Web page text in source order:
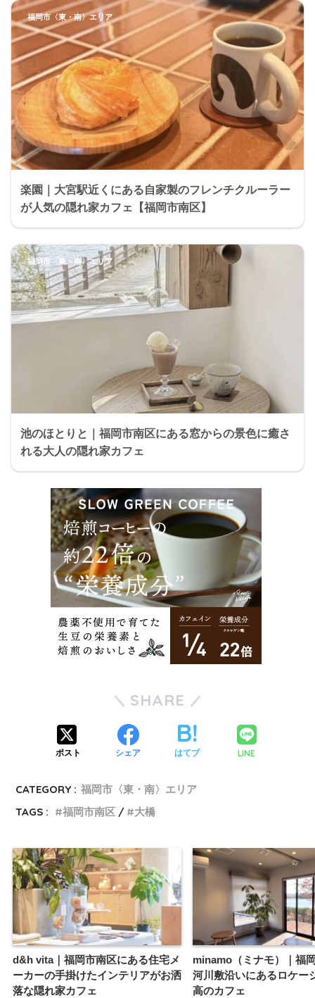
楽園｜大宮駅近くにある自家製のフレンチクルーラー
が人気の隠れ家カフェ【福岡市南区】
福岡市〈東・南〉エリア
池のほとりと｜福岡市南区にある窓からの景色に癒さ
れる大人の隠れ家カフェ
福岡市〈東・南〉エリア
SHARE
ポスト シェア はてブ LINE
CATEGORY : 福岡市〈東・南〉エリア
TAGS :
福岡市南区 大橋
d&h vita｜福岡市南区にある住宅メ
ーカーの手掛けたインテリアがお洒
落な隠れ家カフェ
minamo（ミナモ）｜福
河川敷沿いにあるロケー
高のカフェ